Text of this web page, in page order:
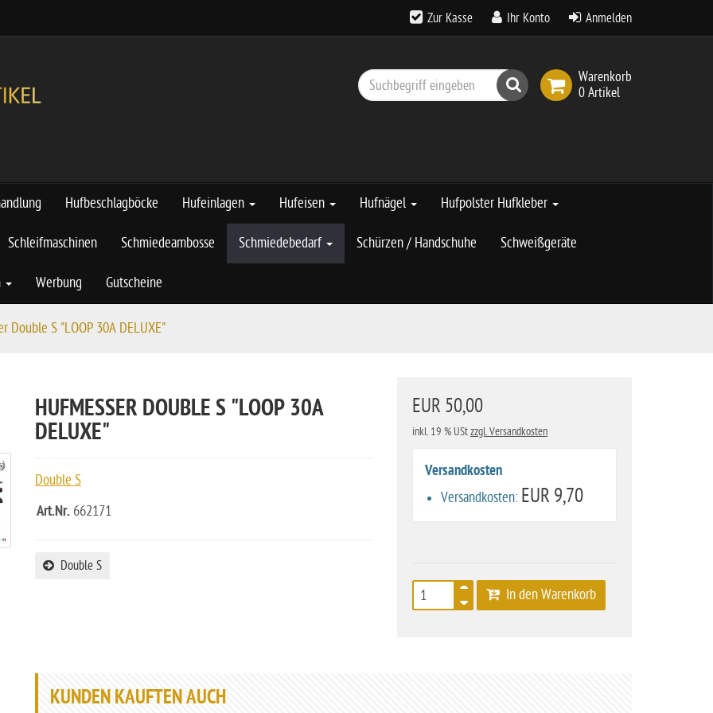
Zur Kasse Ihr Konto Anmelden
Warenkorb
0 Artikel
Suchen
Hufbeschlagböcke Hufeinlagen Hufeisen Hufnägel Hufpolster Hufkleber
Schleifmaschinen Schmiedeambosse Schmiedebedarf Schürzen / Handschuhe Schweißgeräte
Werbung Gutscheine
Double S "LOOP 30A DELUXE"
EUR 50,00
inkl. 19 % UStzzgl. Versandkosten
Versandkosten
Versandkosten: EUR 9,70
In den Warenkorb
HUFMESSER DOUBLE S "LOOP 30A
DELUXE"
Double S
Art.Nr. 662171
Double S
KUNDEN KAUFTEN AUCH